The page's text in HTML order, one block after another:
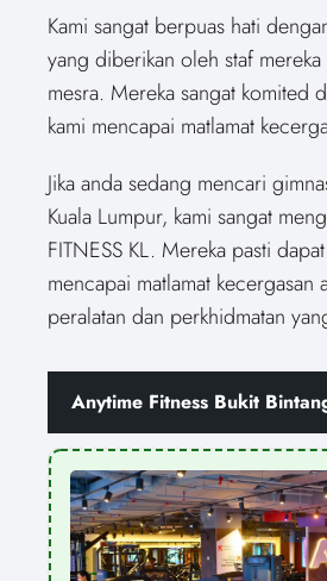
Kami sangat berpuas hati
yang diberikan oleh staf
mesra. Mereka sangat komited
kami mencapai matlamat
Jika anda sedang mencari
Kuala Lumpur, kami sangat
FITNESS KL. Mereka pasti
mencapai matlamat kecergasan
peralatan dan perkhidmatan
Anytime Fitness Bukit